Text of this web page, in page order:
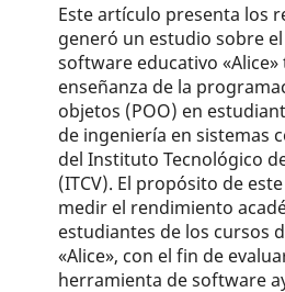
Este artículo presenta los
generó un estudio sobre
software educativo «Alice»
enseñanza de la
objetos (POO) en
de ingeniería en sistemas
del Instituto Tecnológico
(ITCV). El propósito de
medir el rendimiento
estudiantes de los cursos
«Alice», con el fin de
herramienta de software